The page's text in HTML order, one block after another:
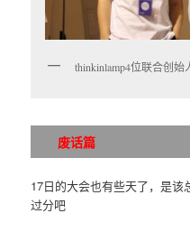
thinkinlamp4位联合创
废话篇
17日的大会也有些天了，是
过分吧